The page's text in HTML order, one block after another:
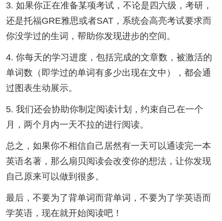
3. 如果你正在准备某项考试，不论是四六级，考研，
还是托福GRE雅思或者SAT，系统会高亮考试要求而
你没学过的生词，帮助你发现进步的空间。
4. 你每天的学习进度，包括完成的文章数，被激活的
单词数（即学过的单词有多少出现在文中），都会通
过图表生动展示。
5. 我们还会协助你制定阅读计划，约束自己在一个
月，两个月内一天不拉的进行阅读。
总之，如果你不相信自己居然有一天可以通读完一本
英语名著，那么扇贝阅读会改变你的想法，让你发现
自己原来可以做到很多。
最后，不要为了背单词而背单词，不要为了学英语而
学英语，现在就开始阅读吧！